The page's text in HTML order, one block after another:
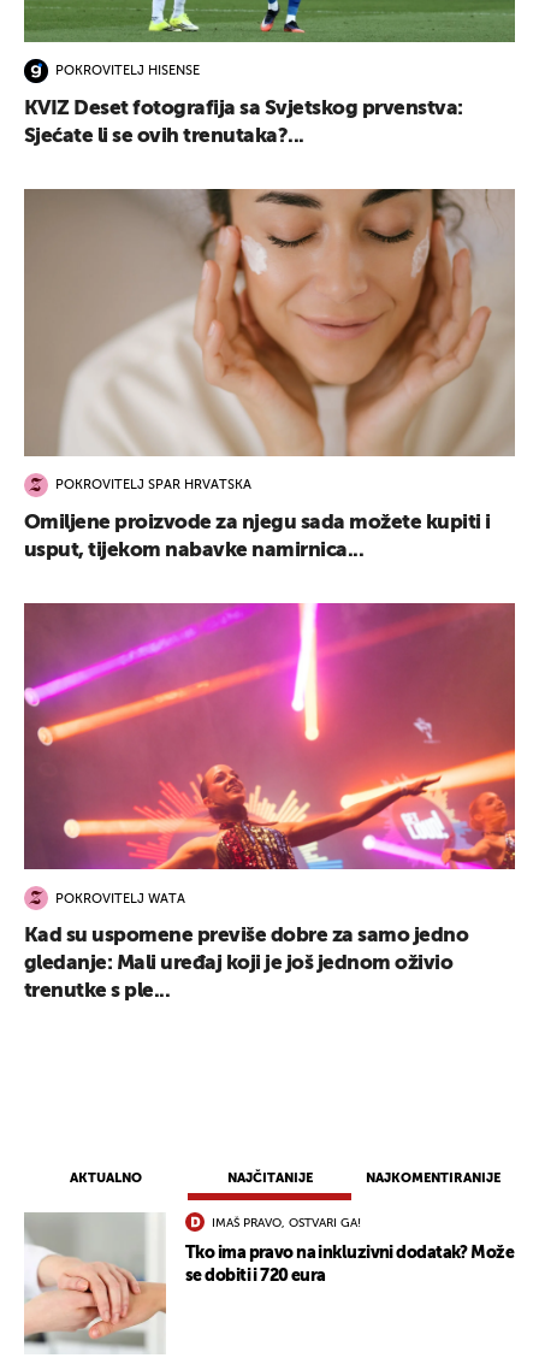
AKTUALNO NAJČITANIJE NAJKOMENTIRANIJE
IMAŠ PRAVO, OSTVARI GA!
Tko ima pravo na inkluzivni dodatak? Može
se dobiti i 720 eura
POKROVITELJ HISENSE
KVIZ Deset fotografija sa Svjetskog prvenstva:
Sjećate li se ovih trenutaka?...
POKROVITELJ SPAR HRVATSKA
Omiljene proizvode za njegu sada možete kupiti i
usput, tijekom nabavke namirnica...
POKROVITELJ WATA
Kad su uspomene previše dobre za samo jedno
gledanje: Mali uređaj koji je još jednom oživio
trenutke s ple...